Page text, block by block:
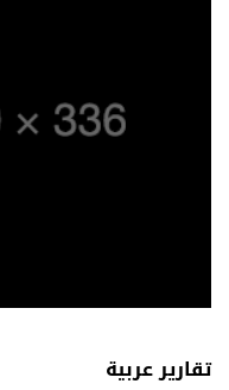
تقارير عربية